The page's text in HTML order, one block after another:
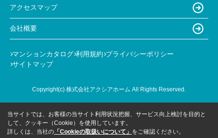
アクセスマップ
会社概要
マンションカタログ 利用規約 プライバシーポリシー
サイトマップ
Copyright(c) 株式会社アクシアホーム All Rights Reserved.
当サイトでは、お客様の当サイト利用状況把握、サービス向上検討を目的と
して、クッキー（Cookie）を使用しています。
詳しくは、当社の 「Cookieの取扱いについて」 をご確認ください。